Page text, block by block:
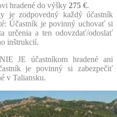
hradené do výšky 275 €.
je zodpovedný každý účastník
Účastník je povinný uchovať si
určenia a ten odovzdať/odoslať
inštrukcií.
NIE JEúčastníkom hradené ani
je povinný si zabezpečiť
v Taliansku.